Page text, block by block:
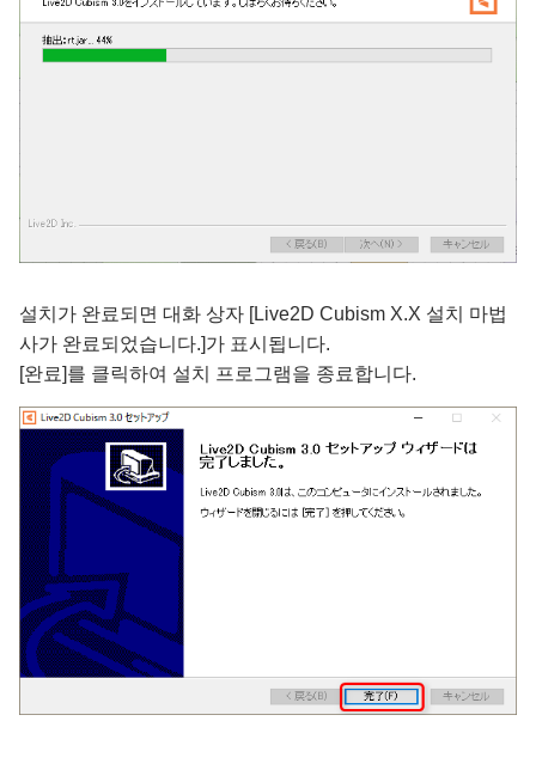
설치가 완료되면 대화 상자 [Live2D Cubism X.X 설치 마법
사가 완료되었습니다.]가 표시됩니다.
[완료]를 클릭하여 설치 프로그램을 종료합니다.